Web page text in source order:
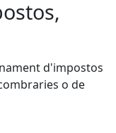
d'impostos
o de